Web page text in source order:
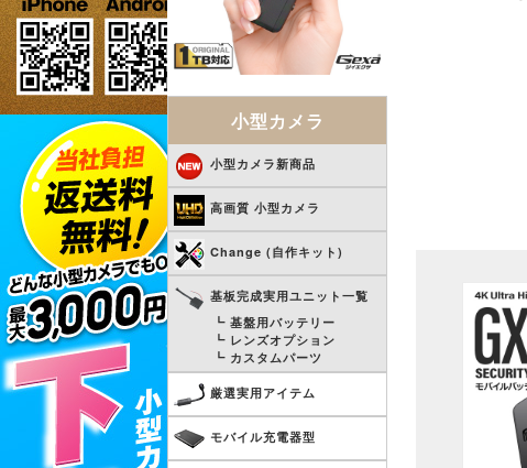
小型カメラ
小型カメラ新商品
高画質 小型カメラ
Change (自作キット)
基板完成実用ユニット一覧
┗ 基盤用バッテリー
┗ レンズオプション
┗ カスタムパーツ
厳選実用アイテム
モバイル充電器型